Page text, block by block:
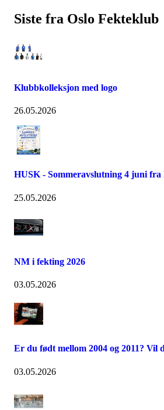
Siste fra Oslo Fekteklub
Klubbkolleksjon med logo
26.05.2026
HUSK - Sommeravslutning 4 juni fra
25.05.2026
NM i fekting 2026
03.05.2026
Er du født mellom 2004 og 2011? Vil
03.05.2026